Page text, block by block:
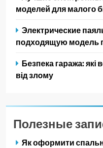
моделей для малого
Электрические
подходящую модель
Безпека гаража:
від злому
Полезные
Як оформити